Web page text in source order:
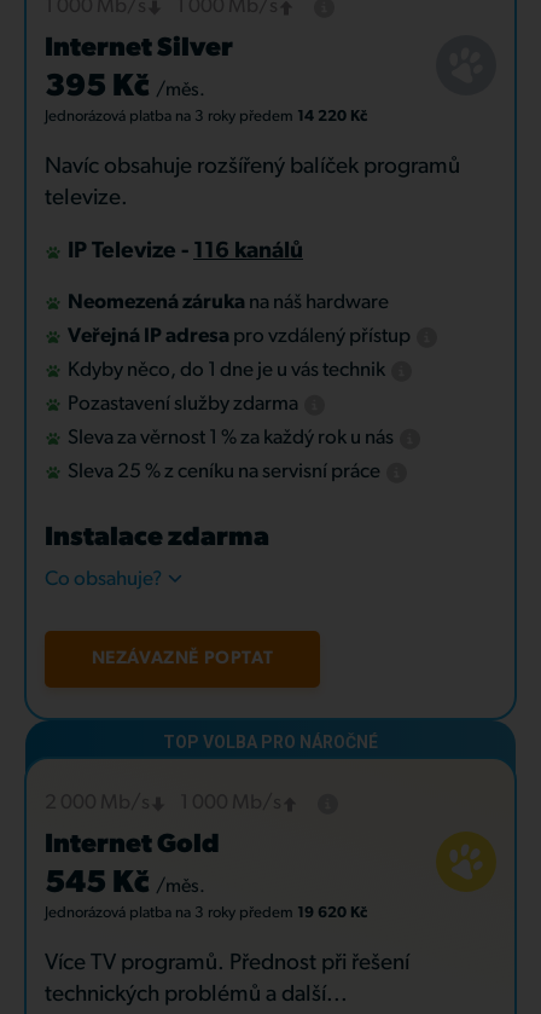
Internet Silver
395 Kč /měs.
Jednorázová platba na 3 roky předem 14 220 Kč
Navíc obsahuje rozšířený balíček programů
televize.
IP Televize - 116 kanálů
Neomezená záruka na náš hardware
Veřejná IP adresa pro vzdálený přístup
Kdyby něco, do 1 dne je u vás technik
Pozastavení služby zdarma
Sleva za věrnost 1 % za každý rok u nás
Sleva 25 % z ceníku na servisní práce
Instalace zdarma
Co obsahuje?
NEZÁVAZNĚ POPTAT
Internet Gold
545 Kč /měs.
Jednorázová platba na 3 roky předem 19 620 Kč
Více TV programů. Přednost při řešení
technických problémů a další...